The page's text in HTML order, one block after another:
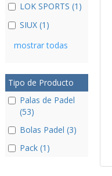
LOK SPORTS (1)
SIUX (1)
mostrar todas
Tipo de Producto
Palas de Padel
(53)
Bolas Padel (3)
Pack (1)